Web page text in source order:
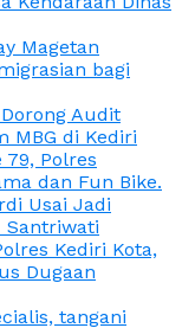
Magetan
bagi
Audit
MBG di Kediri
79, Polres
dan Fun Bike.
Usai Jadi
Santriwati
Kediri Kota,
Dugaan
tangani